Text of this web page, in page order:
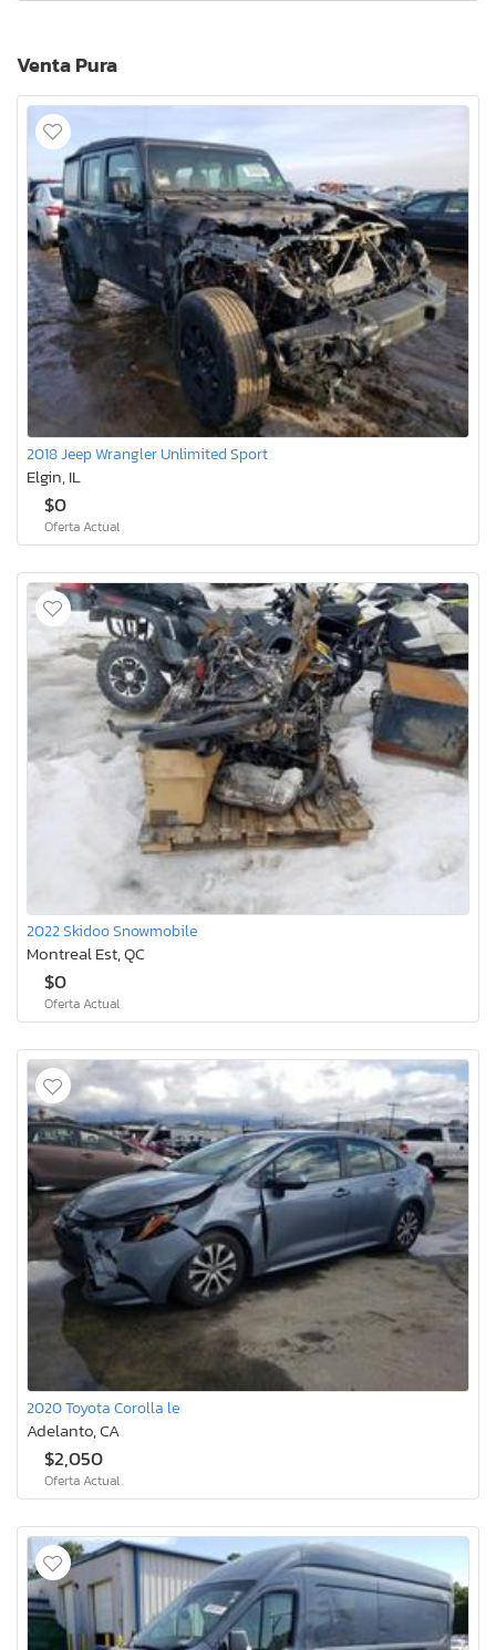
Venta Pura
2018 Jeep Wrangler Unlimited Sport
Elgin, IL
$0
Oferta Actual
2022 Skidoo Snowmobile
Montreal Est, QC
$0
Oferta Actual
2020 Toyota Corolla le
Adelanto, CA
$2,050
Oferta Actual